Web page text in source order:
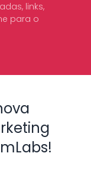
links,
para o